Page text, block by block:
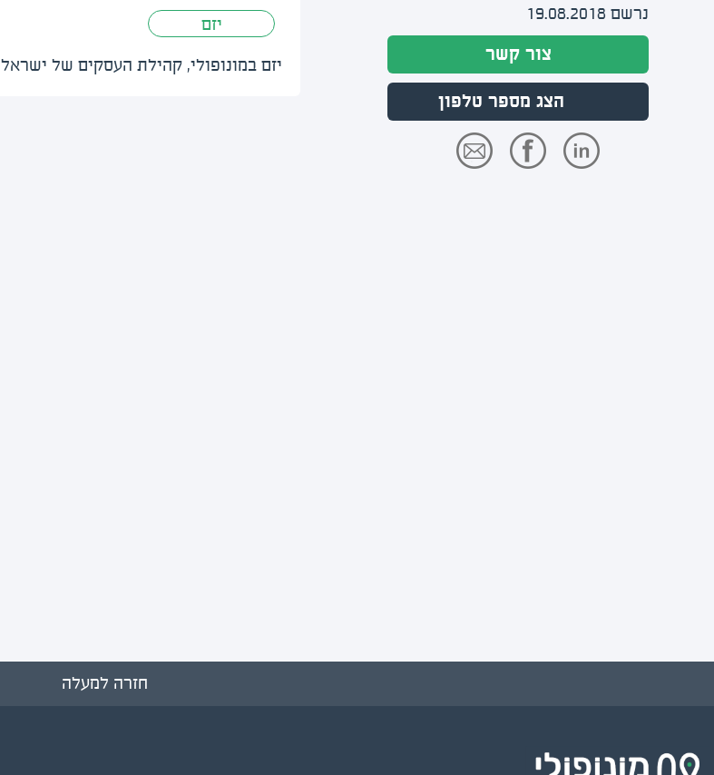
נרשם 19.08.2018
צור קשר
הצג מספר טלפון
יזם
יזם במונופולי, קהילת העסקים של ישראל
חזרה למעלה